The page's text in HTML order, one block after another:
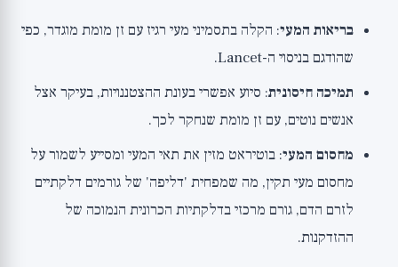
בריאות המעי: הקלה בתסמיני מעי רגיז עם זן מומת מוגדר, כפי
שהודגם בניסוי ה-Lancet.
תמיכה חיסונית: סיוע אפשרי בעונת ההצטננויות, בעיקר אצל
אנשים נוטים, עם זן מומת שנחקר לכך.
מחסום המעי: בוטיראט מזין את תאי המעי ומסייע לשמור על
מחסום מעי תקין, מה שמפחית 'דליפה' של גורמים דלקתיים
לזרם הדם, גורם מרכזי בדלקתיות הכרונית הנמוכה של
ההזדקנות.